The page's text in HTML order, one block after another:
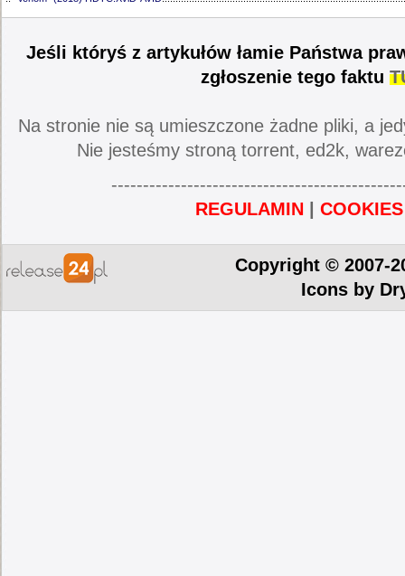
Jeśli któryś z artykułów łamie Państwa
zgłoszenie tego faktu
Na stronie nie są umieszczone żadne pliki, a
Nie jesteśmy stroną torrent, ed2k,
REGULAMIN
COOKIES
Copyright © 2007-
Icons by